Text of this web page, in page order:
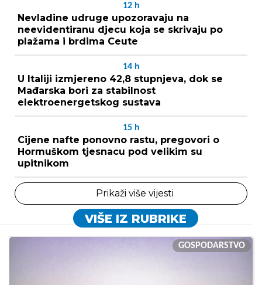
12 h
Nevladine udruge upozoravaju na
neevidentiranu djecu koja se skrivaju po
plažama i brdima Ceute
14 h
U Italiji izmjereno 42,8 stupnjeva, dok se
Mađarska bori za stabilnost
elektroenergetskog sustava
15 h
Cijene nafte ponovno rastu, pregovori o
Hormuškom tjesnacu pod velikim su
upitnikom
Prikaži više vijesti
VIŠE IZ RUBRIKE
GOSPODARSTVO